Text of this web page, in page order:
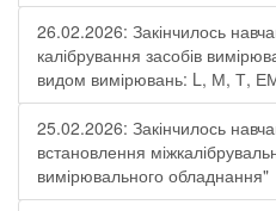
26.02.2026: Закінчилось
калібрування засобів
видом вимірювань: L, М, Т,
25.02.2026: Закінчилось
встановлення
вимірювального обладнання"